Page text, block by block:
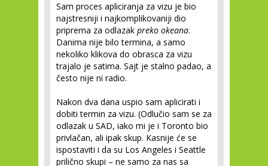
Sam proces apliciranja za vizu je bio
najstresniji i najkomplikovaniji dio
priprema za odlazak preko okeana.
Danima nije bilo termina, a samo
nekoliko klikova do obrasca za vizu
trajalo je satima. Sajt je stalno padao, a
često nije ni radio.
Nakon dva dana uspio sam aplicirati i
dobiti termin za vizu. (Odlučio sam se za
odlazak u SAD, iako mi je i Toronto bio
privlačan, ali ipak skup. Kasnije će se
ispostaviti i da su Los Angeles i Seattle
prilično skupi – ne samo za nas sa